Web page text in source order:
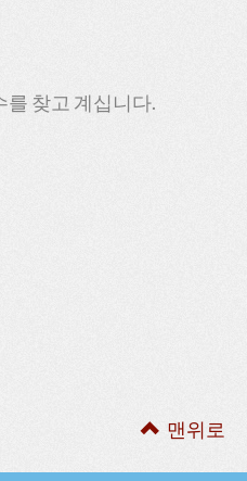
를 찾고 계십니다.
맨위로